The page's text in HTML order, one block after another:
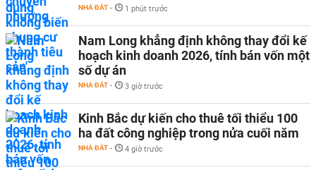
NHÀ ĐẤT - 1 phút trước
Nam Long khẳng định không thay đổi kế
hoạch kinh doanh 2026, tính bán vốn một
số dự án
NHÀ ĐẤT - 3 giờ trước
Kinh Bắc dự kiến cho thuê tối thiểu 100
ha đất công nghiệp trong nửa cuối năm
NHÀ ĐẤT - 4 giờ trước